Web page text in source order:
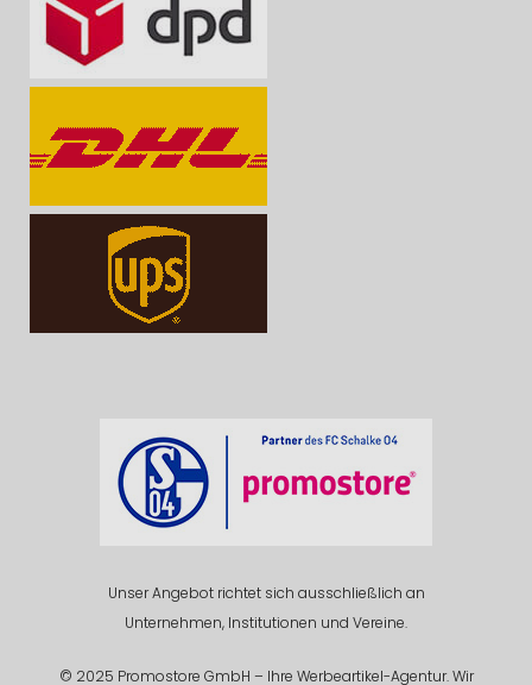
Unser Angebot richtet sich ausschließlich an
Unternehmen, Institutionen und Vereine.
© 2025 Promostore GmbH – Ihre Werbeartikel-Agentur. Wir